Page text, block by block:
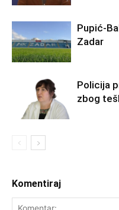
Pupić-
Zadar
Policija
zbog
Komentiraj